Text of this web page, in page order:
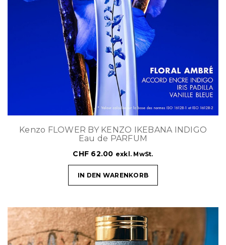
Kenzo FLOWER BY KENZO IKEBANA INDIGO
Eau de PARFUM
CHF 62.00 exkl. MwSt.
IN DEN WARENKORB